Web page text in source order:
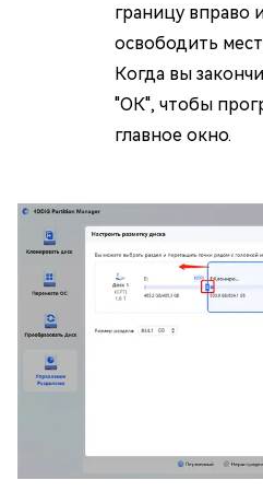
границу вправо
освободить
Когда вы
"ОК", чтобы
главное окно.